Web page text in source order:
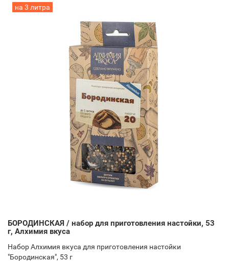
на 3 литра
БОРОДИНСКАЯ / набор для приготовления настойки, 53
г, Алхимия вкуса
Набор Алхимия вкуса для приготовления настойки
"Бородинская", 53 г